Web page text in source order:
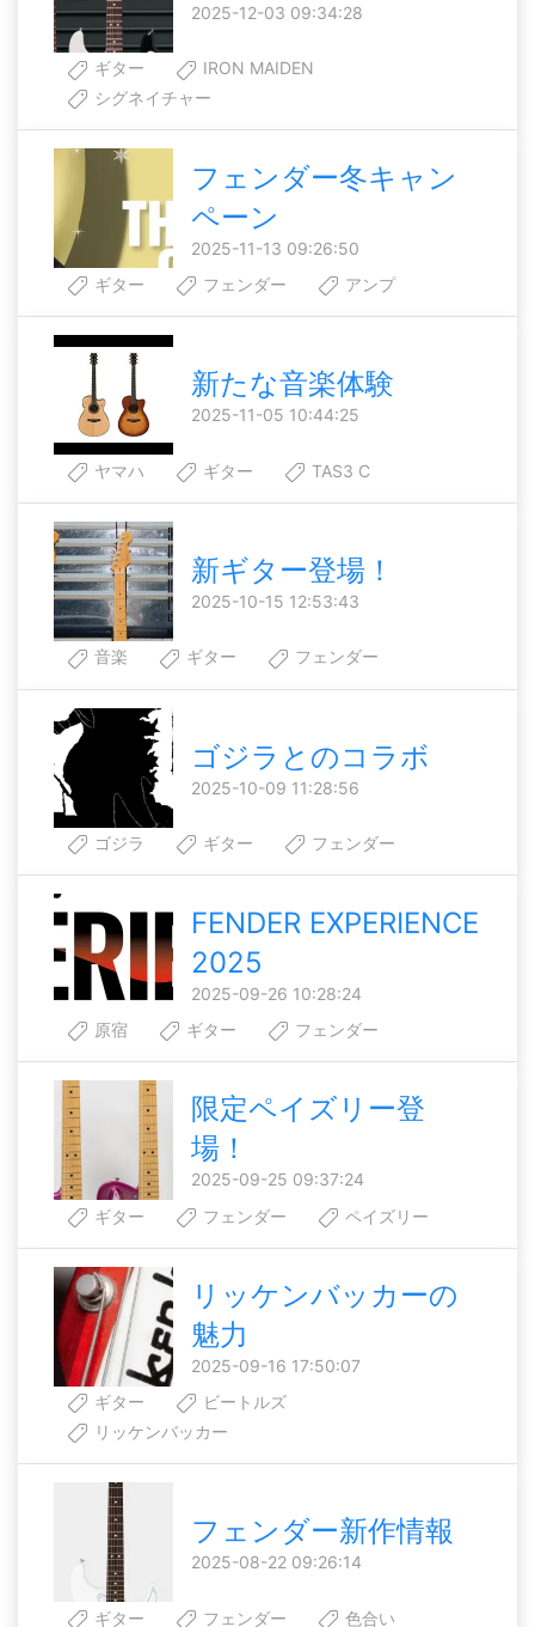
2025-12-03 09:34:28
ギター
IRON MAIDEN
シグネイチャー
フェンダー冬キャン
ペーン
2025-11-13 09:26:50
ギター
フェンダー アンプ
新たな音楽体験
2025-11-05 10:44:25
ヤマハ ギター TAS3 C
新ギター登場！
2025-10-15 12:53:43
音楽 ギター フェンダー
ゴジラとのコラボ
2025-10-09 11:28:56
ゴジラ ギター フェンダー
FENDER EXPERIENCE
2025
2025-09-26 10:28:24
原宿
ギター フェンダー
限定ペイズリー登
場！
2025-09-25 09:37:24
ギター
フェンダー ペイズリー
リッケンバッカーの
魅力
2025-09-16 17:50:07
ギター
ビートルズ
リッケンバッカー
フェンダー新作情報
2025-08-22 09:26:14
ギター フェンダー 色合い